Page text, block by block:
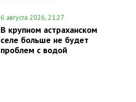
6 августа 2026, 21:27
В крупном астраханском
селе больше не будет
проблем с водой